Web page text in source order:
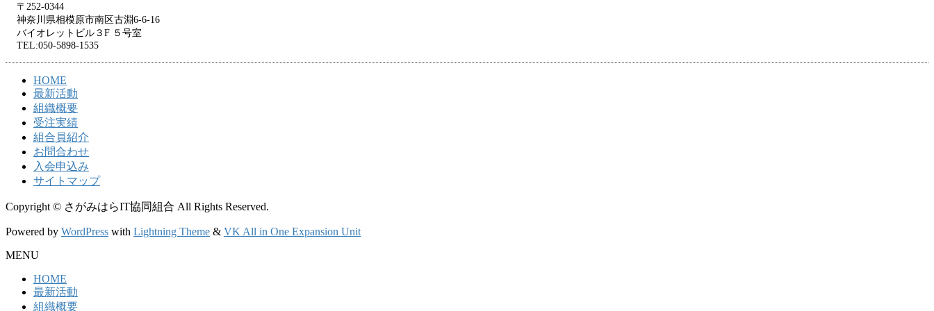
〒252-0344
神奈川県相模原市南区古淵6-6-16
バイオレットビル３F ５号室
TEL:050-5898-1535
HOME
最新活動
組織概要
受注実績
組合員紹介
お問合わせ
入会申込み
サイトマップ
Copyright © さがみはらIT協同組合 All Rights Reserved.
Powered by WordPress with Lightning Theme & VK All in One Expansion Unit
MENU
HOME
最新活動
組織概要